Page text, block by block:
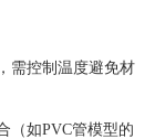
控制温度避免材
如PVC管模型的